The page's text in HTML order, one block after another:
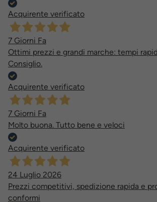
Acquirente verificato
7 Giorni Fa
Ottimi prezzi e grandi marche: tempi
Consiglio.
Acquirente verificato
7 Giorni Fa
Molto buona. Tutto bene e veloci
Acquirente verificato
24 Luglio 2026
Prezzi competitivi, spedizione rapida e
conformi